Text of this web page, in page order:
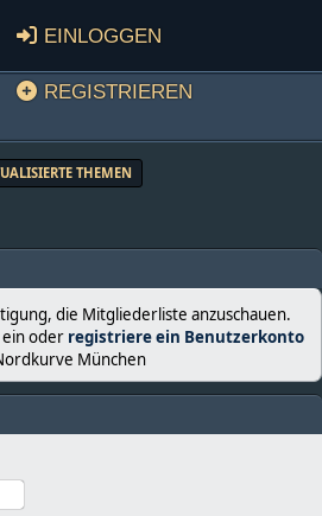
Einloggen
Registrieren
THEMEN
die Mitgliederliste anzuschauen.
oder registriere ein Benutzerkonto
München